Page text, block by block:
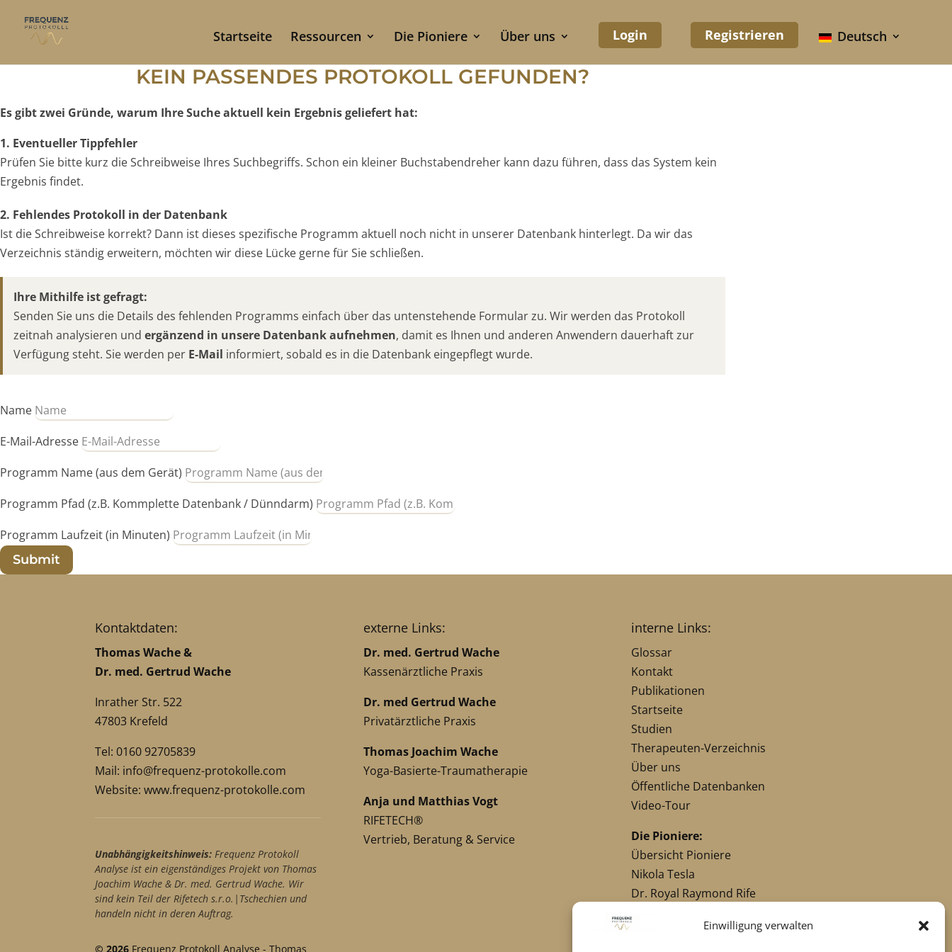
Einwilligung verwalten
Startseite Ressourcen Die Pioniere Über uns Login Registrieren Deutsch
KEIN PASSENDES PROTOKOLL GEFUNDEN?
Es gibt zwei Gründe, warum Ihre Suche aktuell kein Ergebnis geliefert hat:
1. Eventueller Tippfehler
Prüfen Sie bitte kurz die Schreibweise Ihres Suchbegriffs. Schon ein kleiner Buchstabendreher kann dazu führen, dass das System kein
Ergebnis findet.
2. Fehlendes Protokoll in der Datenbank
Ist die Schreibweise korrekt? Dann ist dieses spezifische Programm aktuell noch nicht in unserer Datenbank hinterlegt. Da wir das
Verzeichnis ständig erweitern, möchten wir diese Lücke gerne für Sie schließen.
Ihre Mithilfe ist gefragt:
Senden Sie uns die Details des fehlenden Programms einfach über das untenstehende Formular zu. Wir werden das Protokoll
zeitnah analysieren und ergänzend in unsere Datenbank aufnehmen, damit es Ihnen und anderen Anwendern dauerhaft zur
Verfügung steht. Sie werden per E-Mail informiert, sobald es in die Datenbank eingepflegt wurde.
Name
E-Mail-Adresse
Programm Name (aus dem Gerät)
Programm Pfad (z.B. Kommplette Datenbank / Dünndarm)
Programm Laufzeit (in Minuten)
Submit
Kontaktdaten:
Thomas Wache &
Dr. med. Gertrud Wache
Inrather Str. 522
47803 Krefeld
Tel: 0160 92705839
Mail: info@frequenz-protokolle.com
Website:www.frequenz-protokolle.com
Unabhängigkeitshinweis: Frequenz Protokoll
Analyse ist ein eigenständiges Projekt von Thomas
Joachim Wache & Dr. med. Gertrud Wache. Wir
sind kein Teil der Rifetech s.r.o.|Tschechien und
handeln nicht in deren Auftrag.
© 2026 Frequenz Protokoll Analyse - Thomas
externe Links:
Dr. med. Gertrud Wache
Kassenärztliche Praxis
Dr. med Gertrud Wache
Privatärztliche Praxis
Thomas Joachim Wache
Yoga-Basierte-Traumatherapie
Anja und Matthias Vogt
RIFETECH®
Vertrieb, Beratung & Service
interne Links:
Glossar
Kontakt
Publikationen
Startseite
Studien
Therapeuten-Verzeichnis
Über uns
Öffentliche Datenbanken
Video-Tour
Die Pioniere:
Übersicht Pioniere
Nikola Tesla
Dr. Royal Raymond Rife
Robert C. Beck